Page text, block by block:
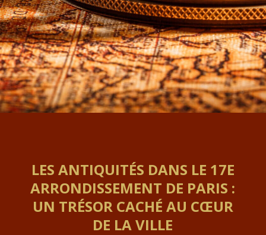
LES ANTIQUITÉS DANS LE 17E
ARRONDISSEMENT DE PARIS :
UN TRÉSOR CACHÉ AU CŒUR
DE LA VILLE